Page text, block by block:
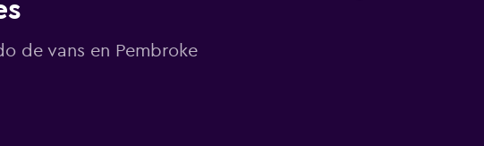
de vans en Pembroke